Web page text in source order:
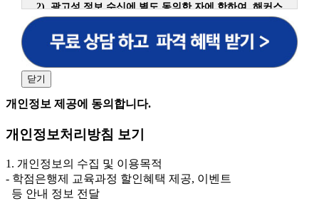
2) 광고성 정보 수신에 별도 동의한 자에 한하여 해커스
원격평생교육원을 비롯한 해커스 교육그룹의 새로운 서
비스 신상품이나 이벤트, 최신 정보 안내 등 신청자의 취
향에 맞는 최적의 서비스를 제공하기 위함.
어, 해커스일본어, 해커스잡, 해커스금융, 해커스임용, 해커스공무
원, 해커스경찰, 해커스소방, 해커스공인중개사, 해커스주택관리
사, 해커스편입 등)
3. 개인정보 보유/이용 기간: 법령상 정하는 경우를 제
외하고는 회원탈퇴 시까지 이용 및 보관합니다. 단, 비회
원이거나 상담 시로부터 3년 이내 탈퇴하는 자의 경우,
소비자 불만 또는 분쟁처리를 위해 3년간 보관합니다.
닫기
개인정보 제공에 동의합니다.
개인정보처리방침 보기
1. 개인정보의 수집 및 이용목적
- 학점은행제 교육과정 할인혜택 제공, 이벤트
등 안내 정보 전달